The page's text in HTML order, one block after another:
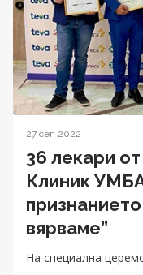
27 сеп 2022
36 лекари
Клиник
вярваме”
На специална